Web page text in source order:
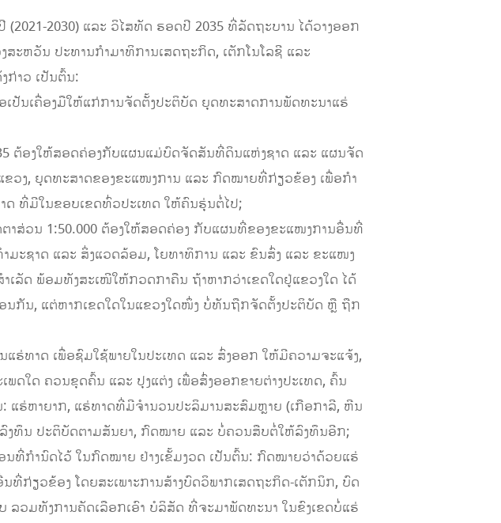
2030) ແລະ ວິໄສທັດ ຮອດປີ 2035 ທີ່ລັດຖະບານ ໄດ້ວາງອອກ
ະຫວັນ ປະທານກໍາມາທິການເສດຖະກິດ, ເຕັກໂນໂລຊີ ແລະ
ກ່າວ ເປັນຕົ້ນ:
ປັນເຄື່ອງມືໃຫ້ແກ່ການຈັດຕັ້ງປະຕິບັດ ຍຸດທະສາດການພັດທະນາແຮ່
ຕ້ອງໃຫ້ສອດຄ່ອງກັບແຜນແມ່ບົດຈັດສັນທີ່ດິນແຫ່ງຊາດ ແລະ ແຜນຈັດ
ງ, ຍຸດທະສາດຂອງຂະແໜງການ ແລະ ກົດໝາຍທີ່ກ່ຽວຂ້ອງ ເພື່ອກໍາ
ດ ທີ່ມີໃນຂອບເຂດທົ່ວປະເທດ ໃຫ້ຄົນຮຸ່ນຕໍ່ໄປ;
າສ່ວນ 1:50.000 ຕ້ອງໃຫ້ສອດຄ່ອງ ກັບແຜນທີ່ຂອງຂະແໜງການອື່ນທີ່
ະຊາດ ແລະ ສິ່ງແວດລ້ອມ, ໂຍທາທິການ ແລະ ຂົນສົ່ງ ແລະ ຂະແໜງ
ເລັດ ພ້ອມທັງສະເໜີໃຫ້ກວດກາຄືນ ຖ້າຫາກວ່າເຂດໃດຢູ່ແຂວງໃດ ໄດ້
ນກັນ, ແຕ່ຫາກເຂດໃດໃນແຂວງໃດໜຶ່ງ ບໍ່ທັນຖືກຈັດຕັ້ງປະຕິບັດ ຫຼື ຖືກ
ຮ່ທາດ ເພື່ອຊົມໃຊ້ພາຍໃນປະເທດ ແລະ ສົ່ງອອກ ໃຫ້ມີຄວາມຈະແຈ້ງ,
ດໃດ ຄວນຂຸດຄົ້ນ ແລະ ປຸງແຕ່ງ ເພື່ອສົ່ງອອກຂາຍຕ່າງປະເທດ, ຄົ້ນ
: ແຮ່ຫາຍາກ, ແຮ່ທາດທີ່ມີຈໍານວນປະລິມານສະສົມຫຼາຍ (ເກືອກາລີ, ຫີນ
ງທຶນ ປະຕິບັດຕາມສັນຍາ, ກົດໝາຍ ແລະ ບໍ່ຄວນສືບຕໍ່ໃຫ້ລົງທຶນອີກ;
ກໍານົດໄວ້ ໃນກົດໝາຍ ຢ່າງເຂັ້ມງວດ ເປັນຕົ້ນ: ກົດໝາຍວ່າດ້ວຍແຮ່
ກ່ຽວຂ້ອງ ໂດຍສະເພາະການສ້າງບົດວິພາກເສດຖະກິດ-ເຕັກນິກ, ບົດ
ວມທັງການຄັດເລືອກເອົາ ບໍລິສັດ ທີ່ຈະມາພັດທະນາ ໃນຂົງເຂດບໍ່ແຮ່